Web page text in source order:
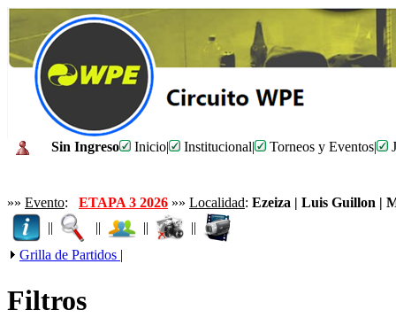
Sin Ingreso Inicio| Institucional| Torneos y Eventos|
»» Evento: ETAPA 3 2026 »» Localidad: Ezeiza | Luis Guillon |
||
|| ||
||
Grilla de Partidos |
Filtros